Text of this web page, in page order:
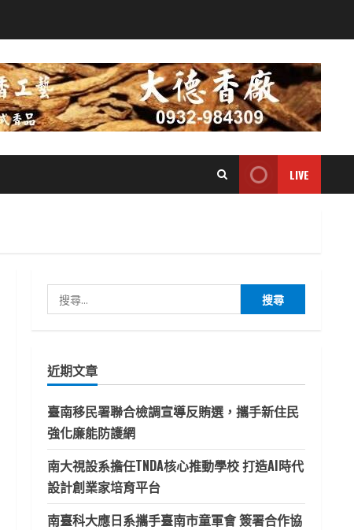
LIVE
尋
字:
近期文章
臺南移民署聯合檢調宣導反賄選，攜手新住民
強化廉能防護網
南大視設系擔任TNDA核心推動學校 打造AI時代
設計創業家培育平台
南臺科大應日系攜手臺南市童軍會 簽署合作協